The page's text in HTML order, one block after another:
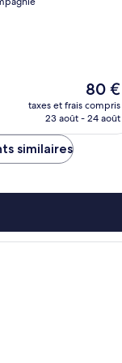
Le
nouveau
prix
80 €
taxes et frais compris
23 août - 24 août
similaires